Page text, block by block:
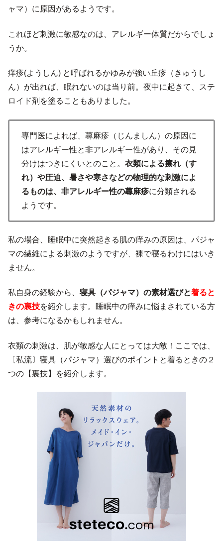
ャマ）に原因があるようです。
これほど刺激に敏感なのは、アレルギー体質だからでしょ
うか。
痒疹(ようしん) と呼ばれるかゆみが強い丘疹（きゅうし
ん）が出れば、眠れないのは当り前。夜中に起きて、ステ
ロイド剤を塗ることもありました。
専門医によれば、蕁麻疹（じんましん）の原因に
はアレルギー性と非アレルギー性があり、その見
分けはつきにくいとのこと。 衣類による擦れ（す
れ）や圧迫、暑さや寒さなどの物理的な刺激によ
るものは、非アレルギー性の蕁麻疹に分類される
ようです。
私の場合、睡眠中に突然起きる肌の痒みの原因は、パジャ
マの繊維による刺激のようですが、裸で寝るわけにはいき
ません。
私自身の経験から、 寝具（パジャマ）の素材選びと着ると
きの裏技を紹介します。睡眠中の痒みに悩まされている方
は、参考になるかもしれません。
衣類の刺激は、肌が敏感な人にとっては大敵！ここでは、
〔私流〕寝具（パジャマ）選びのポイントと着るときの２
つの【裏技】を紹介します。